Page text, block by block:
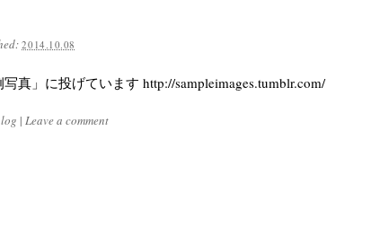
2014.10.08
真」に投げています http://sampleimages.tumblr.com/
log | Leave a comment